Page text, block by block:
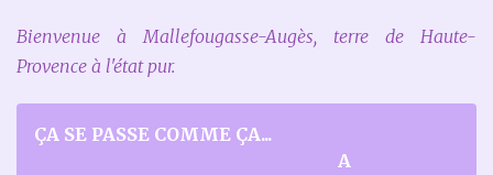
ÇA SE PASSE COMME ÇA...
A
Bienvenue à Mallefougasse-Augès, terre de Haute-
Provence à l'état pur.